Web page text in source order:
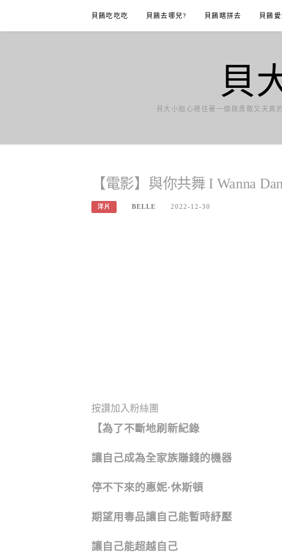
content
貝餚吃吃吃 貝餚去哪兒? 貝餚瞎拼去 貝餚
貝
貝大小姐心裡住著一個既勇敢又天真
【電影】與你共舞 I Wanna
洋片 BELLE 2022-12-30
按讚加入粉絲團
【為了不斷地刷新紀錄
讓自己成為全家族賺錢的機器
停不下來的惠妮·休斯頓
期望用毒品讓自己能暫時紓壓
讓自己能超越自己